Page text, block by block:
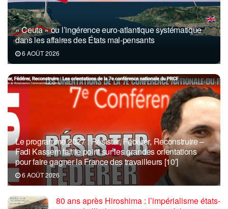
« Ceuta » ou l’ingérence euro-atlantique systématique
dans les affaires des États mal-pensants
6 AOÛT 2026
Le programme 2027 : Résister, Fédérer, Reconstruire –
Fadi Kassem fait le point sur les grandes orientations
pour faire gagner la France des travailleurs [10′]
6 AOÛT 2026
80 ans après Hiroshima : l’impérialisme états-